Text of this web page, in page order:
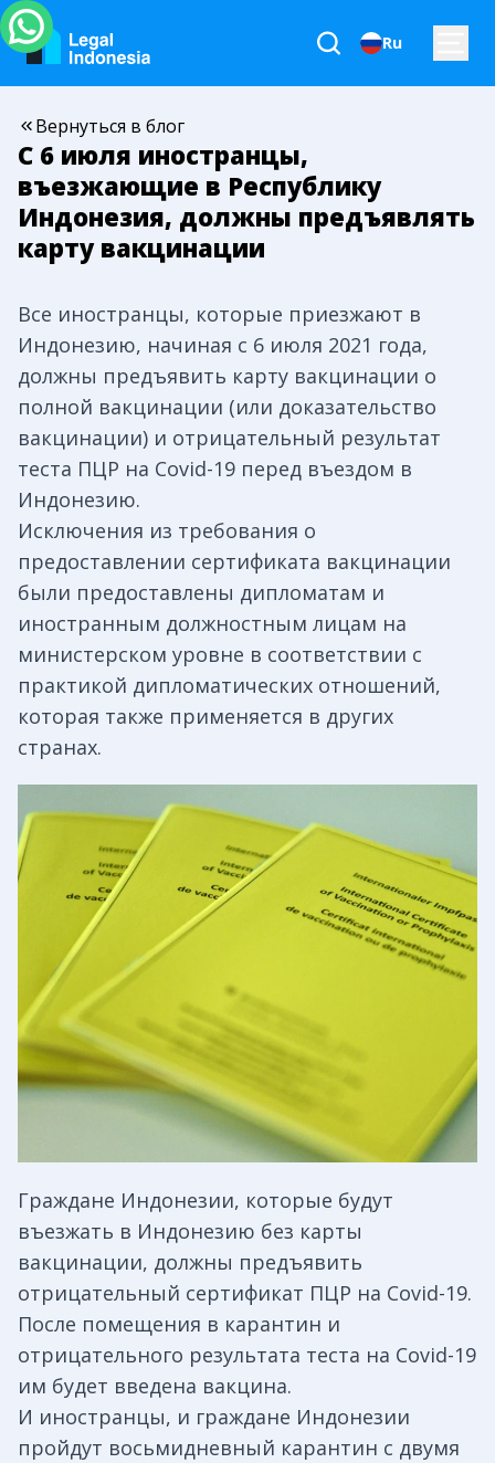
Ru
Вернуться в блог
С 6 июля иностранцы,
въезжающие в Республику
Индонезия, должны предъявлять
карту вакцинации
Все иностранцы, которые приезжают в
Индонезию, начиная с 6 июля 2021 года,
должны предъявить карту вакцинации о
полной вакцинации (или доказательство
вакцинации) и отрицательный результат
теста ПЦР на Covid-19 перед въездом в
Индонезию.
Исключения из требования о
предоставлении сертификата вакцинации
были предоставлены дипломатам и
иностранным должностным лицам на
министерском уровне в соответствии с
практикой дипломатических отношений,
которая также применяется в других
странах.
Граждане Индонезии, которые будут
въезжать в Индонезию без карты
вакцинации, должны предъявить
отрицательный сертификат ПЦР на Covid-19.
После помещения в карантин и
отрицательного результата теста на Covid-19
им будет введена вакцина.
И иностранцы, и граждане Индонезии
пройдут восьмидневный карантин с двумя